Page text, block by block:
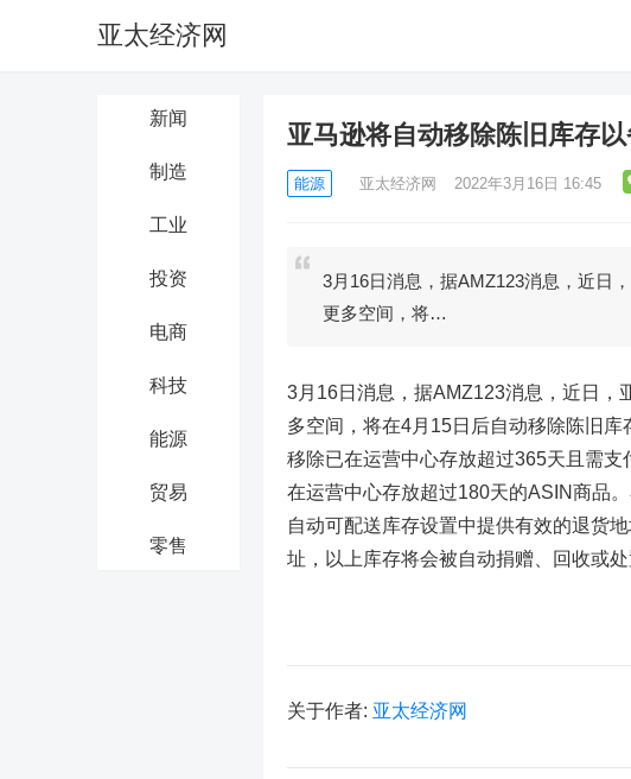
亚太经济网
新闻
制造
工业
投资
电商
科技
能源
贸易
零售
亚马逊将自动移除陈旧库存
能源 亚太经济网 2022年3月16日 16:45
3月16日消息，据AMZ123消息，近日
更多空间，将…
3月16日消息，据AMZ123消息，近日，
多空间，将在4月15日后自动移除陈旧
移除已在运营中心存放超过365天且需
在运营中心存放超过180天的ASIN商品
自动可配送库存设置中提供有效的退货
址，以上库存将会被自动捐赠、回收或处
关于作者: 亚太经济网